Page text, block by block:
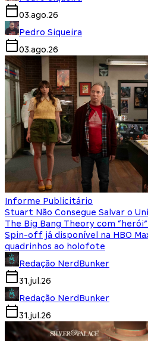
03.ago.26
Pedro Siqueira
03.ago.26
Informe Publicitário
Stuart Não Consegue Salvar o
The Big Bang Theory com
Spin-off já disponível na HBO
quadrinhos ao holofote
Redação NerdBunker
31.jul.26
Redação NerdBunker
31.jul.26